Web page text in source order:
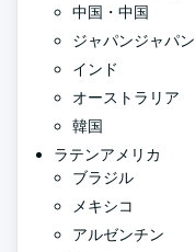
中国・中国
ジャパンジャパン
インド
オーストラリア
韓国
ラテンアメリカ
ブラジル
メキシコ
アルゼンチン